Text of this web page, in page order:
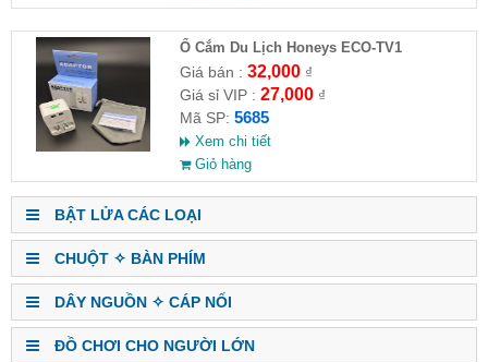
Ổ Cắm Du Lịch Honeys ECO-TV1
Giá bán : 32,000₫
Giá sỉ VIP : 27,000₫
Mã SP: 5685
Xem chi tiết
Giỏ hàng
BẬT LỬA CÁC LOẠI
CHUỘT ✧ BÀN PHÍM
DÂY NGUỒN ✧ CÁP NỐI
ĐỒ CHƠI CHO NGƯỜI LỚN